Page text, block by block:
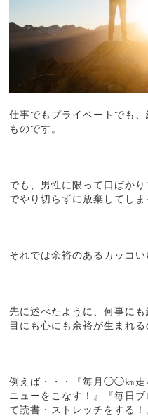
仕事でもプライベートでも
ものです。
でも、男性に限って口ばか
でやり切らずに放棄してしま
それでは余裕のあるカッコ
先に述べたように、何事に
目にも心にも余裕が生まれる
例えば・・・『毎月◯◯㎞走
ニューをこなす！』『毎日
て読書・ストレッチをする